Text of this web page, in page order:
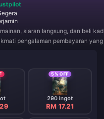
siaran langsung, dan beli
pengalaman pembayaran
5% OFF
290 Ingot
RM 17.21